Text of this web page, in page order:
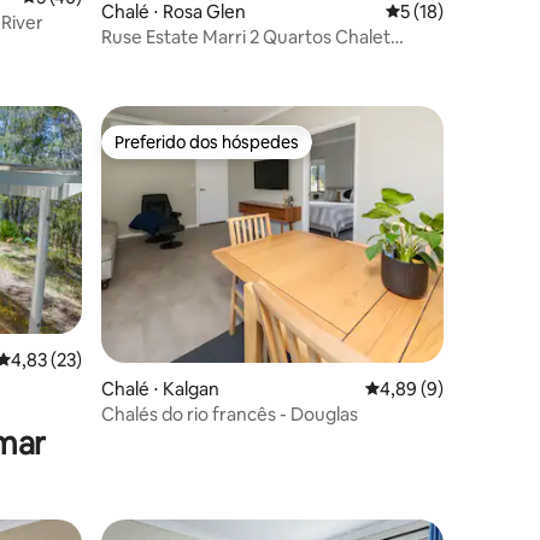
Chalé ⋅ Rosa Glen 5 de uma
5 (18)
Ruse Estate Marri 2 Quartos Chalet
de uma avaliação média de 5, 23 avaliações
4,83 (23)
Preferido dos hóspedes
Preferido dos hóspedes
Chalé ⋅ Kalgan 4,89 de uma
4,89 (9)
Chalés do rio francês - Douglas